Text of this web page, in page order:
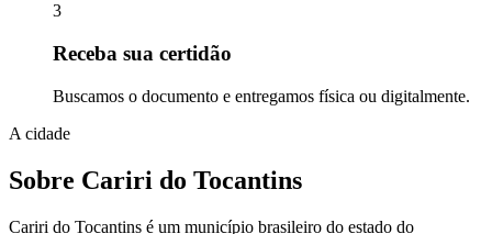
3
Receba sua certidão
Buscamos o documento e entregamos física ou digitalmente.
A cidade
Sobre Cariri do Tocantins
Cariri do Tocantins é um município brasileiro do estado do